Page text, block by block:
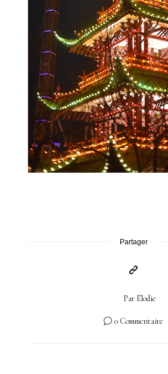
Partager
Par Elodie
0 Commentaire